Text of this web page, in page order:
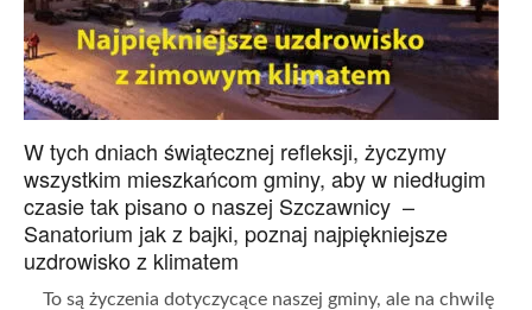
W tych dniach świątecznej refleksji, życzymy
wszystkim mieszkańcom gminy, aby w niedługim
czasie tak pisano o naszej Szczawnicy –
Sanatorium jak z bajki, poznaj najpiękniejsze
uzdrowisko z klimatem
To są życzenia dotyczycące naszej gminy, ale na chwilę